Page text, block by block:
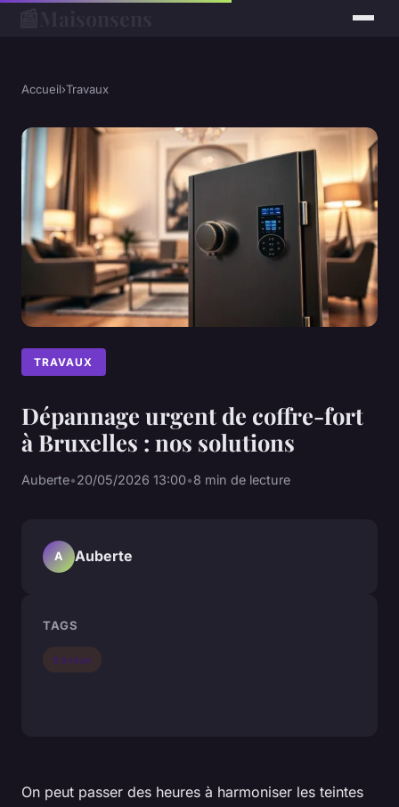
Accueil›Travaux
TRAVAUX
Dépannage urgent de coffre-fort
à Bruxelles : nos solutions
Auberte•20/05/2026 13:00•8 min de lecture
On peut passer des heures à harmoniser les teintes
A Auberte
TAGS
travaux